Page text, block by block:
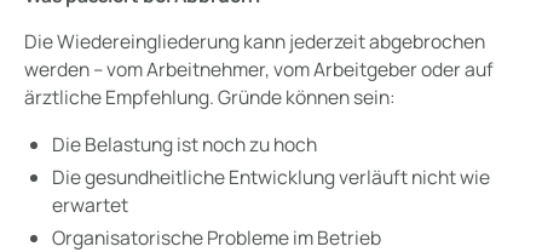
Die Wiedereingliederung kann jederzeit abgebrochen
werden – vom Arbeitnehmer, vom Arbeitgeber oder auf
ärztliche Empfehlung. Gründe können sein:
Die Belastung ist noch zu hoch
Die gesundheitliche Entwicklung verläuft nicht wie
erwartet
Organisatorische Probleme im Betrieb